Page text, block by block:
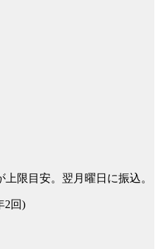
限目安。翌月曜日に振込。
2回)